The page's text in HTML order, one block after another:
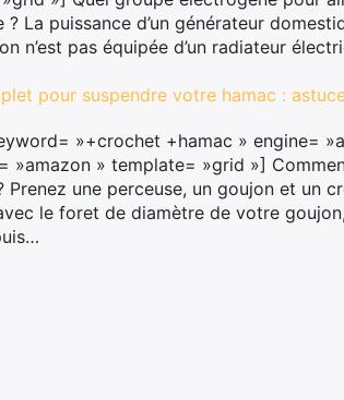
? La puissance d’un générateur
n’est pas équipée d’un radiateur
pour suspendre votre hamac :
»+crochet +hamac » engine=
»amazon » template= »grid »]
Prenez une perceuse, un goujon et un
le foret de diamètre de votre